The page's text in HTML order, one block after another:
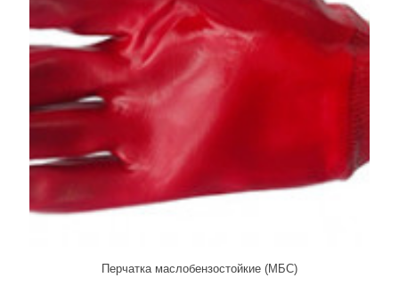
Перчатка маслобензостойкие (МБС)